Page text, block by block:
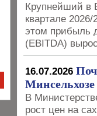
Крупнейший в
квартале
этом прибыль
(EBITDA)
16.07.2026
В
рост цен на